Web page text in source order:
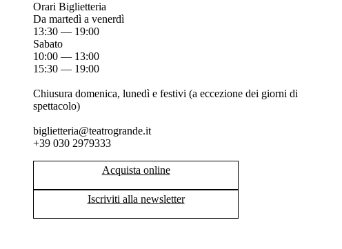
Orari Biglietteria
Da martedì a venerdì
13:30 — 19:00
Sabato
10:00 — 13:00
15:30 — 19:00
Chiusura domenica, lunedì e festivi (a eccezione dei giorni di
spettacolo)
biglietteria@teatrogrande.it
+39 030 2979333
Acquista online
Iscriviti alla newsletter